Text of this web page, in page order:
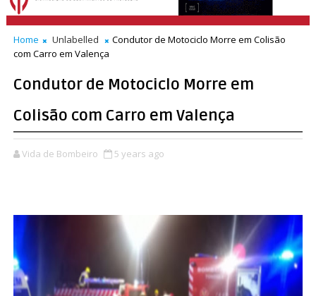
Home Unlabelled
Condutor de Motociclo Morre em Colisão
com Carro em Valença
Condutor de Motociclo Morre em
Colisão com Carro em Valença
Vida de Bombeiro 5 years ago